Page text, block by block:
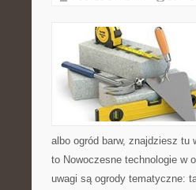
albo ogród barw, znajdziesz tu
to Nowoczesne technologie w
uwagi są ogrody tematyczne: